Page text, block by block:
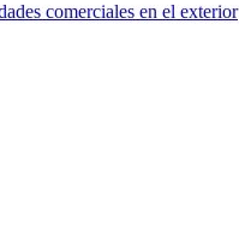
comerciales en el exterior